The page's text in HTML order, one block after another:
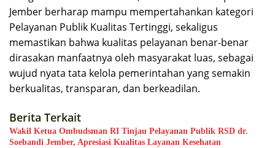
Jember berharap mampu mempertahankan kategori
Pelayanan Publik Kualitas Tertinggi, sekaligus
memastikan bahwa kualitas pelayanan benar-benar
dirasakan manfaatnya oleh masyarakat luas, sebagai
wujud nyata tata kelola pemerintahan yang semakin
berkualitas, transparan, dan berkeadilan.
Berita Terkait
Wakil Ketua Ombudsman RI Tinjau Pelayanan Publik RSD dr.
Soebandi Jember, Apresiasi Kualitas Layanan Kesehatan